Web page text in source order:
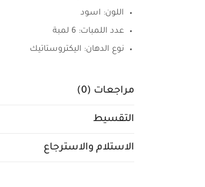
اللون: اسود
عدد اللمبات: 6 لمبة
نوع الدهان: اليكتروستاتيك
مراجعات (0)
التقسيط
الاستلام والاسترجاع